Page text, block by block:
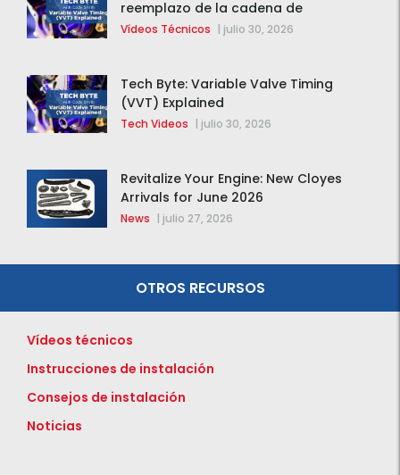
reemplazo de la cadena de
distribución de la F-150 2015 – 2020
Vídeos Técnicos | julio 30, 2026
Tech Byte: Variable Valve Timing
(VVT) Explained
Tech Videos | julio 30, 2026
Revitalize Your Engine: New Cloyes
Arrivals for June 2026
News | julio 27, 2026
OTROS RECURSOS
Vídeos técnicos
Instrucciones de instalación
Consejos de instalación
Noticias